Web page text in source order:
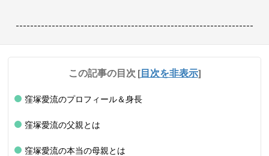
------------------------------------------------------------------
この記事の目次 [目次を非表示]
窪塚愛流のプロフィール＆身長
窪塚愛流の父親とは
窪塚愛流の本当の母親とは